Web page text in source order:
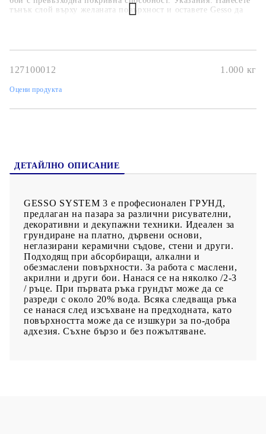
тънък слой върху желаната повърхност и оставете Gesso да
127100012 1.000 кг
Оцени продукта
ДЕТАЙЛНО ОПИСАНИЕ
GESSO SYSTEM 3 е професионален ГРУНД,
предлаган на пазара за различни рисувателни,
декоративни и декупажни техники. Идеален за
грундиране на платно, дървени основи,
неглазирани керамични съдове, стени и други.
Подходящ при абсорбиращи, алкални и
обезмаслени повърхности. За работа с маслени,
акрилни и други бои. Нанася се на няколко /2-3
/ ръце. При първата ръка грундът може да се
разреди с около 20% вода. Всяка следваща ръка
се нанася след изсъхване на предходната, като
повърхността може да се изшкури за по-добра
адхезия. Съхне бързо и без пожълтяване.